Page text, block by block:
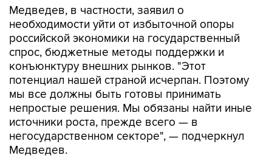
Медведев, в частности, заявил о
необходимости уйти от избыточной опоры
российской экономики на государственный
спрос, бюджетные методы поддержки и
конъюнктуру внешних рынков. "Этот
потенциал нашей страной исчерпан. Поэтому
мы все должны быть готовы принимать
непростые решения. Мы обязаны найти иные
источники роста, прежде всего — в
негосударственном секторе", — подчеркнул
Медведев.